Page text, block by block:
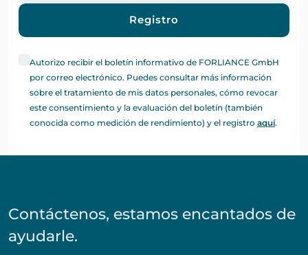
Registro
Autorizo recibir el boletín informativo de FORLIANCE GmbH
por correo electrónico. Puedes consultar más información
sobre el tratamiento de mis datos personales, cómo revocar
este consentimiento y la evaluación del boletín (también
conocida como medición de rendimiento) y el registro aquí.
Contáctenos, estamos encantados de
ayudarle.